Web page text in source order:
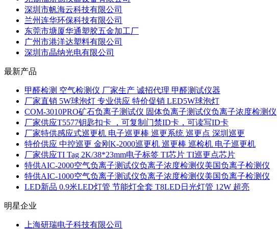
深圳市帆海云科技有限公司
兰州连华环保科技有限公司
东莞市塘厦华通塑胶五金加工厂
广州市港洋达塑料有限公司
深圳市晶纳光电有限公司
最新产品
甲醛检测 空气检测仪 厂家生产 诚招代理 甲醛测试仪器
厂家直销 5W球泡灯 专业供应 特价促销 LED5W球泡灯
COM-3010PRO矿石负离子测试仪 固体负离子测试仪负离子浓度检测仪
厂家供应T5577钥匙扣卡 ，可复制门禁ID卡，可读写ID卡
厂家特供感应式巡更机 电子巡更棒 巡更系统 巡更点 深圳巡更
特价供应 中控巡更 金刚K-2000巡更机 巡更棒 巡检机 电子巡更机
厂家供应TI Tag 2K/38*23mm电子标签 TI芯片 TI巡更点芯片
特供AIC-2000空气负离子测试仪负离子浓度检测仪美国负离子检测仪
特供AIC-1000空气负离子测试仪负离子浓度检测仪美国负离子检测仪
LED新品 0.9米LED灯管 节能灯全套 T8LED日光灯管 12W 超亮
明星企业
上海研瑞电子科技有限公司